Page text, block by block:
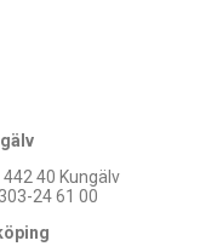
40 Kungälv
24 61 00